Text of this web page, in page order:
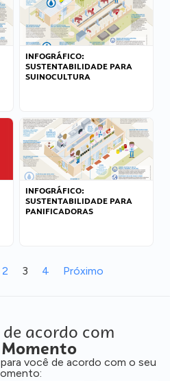
INFOGRÁFICO:
SUSTENTABILIDADE PARA
SUINOCULTURA
INFOGRÁFICO:
SUSTENTABILIDADE PARA
PANIFICADORAS
2 3 4 Próximo
acordo com
você de acordo com o seu